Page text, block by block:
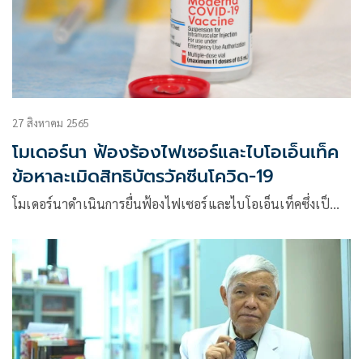
27 สิงหาคม 2565
โมเดอร์นา ฟ้องร้องไฟเซอร์และไบโอเอ็นเท็ค
ข้อหาละเมิดสิทธิบัตรวัคซีนโควิด-19
โมเดอร์นาดำเนินการยื่นฟ้องไฟเซอร์และไบโอเอ็นเท็คซึ่งเป็…